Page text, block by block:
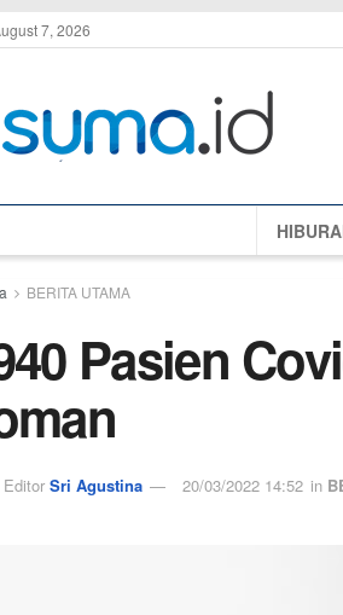
7, 2026
BERITA UTAMA
Pasien
Editor Sri Agustina 20/03/2022 14:52 in